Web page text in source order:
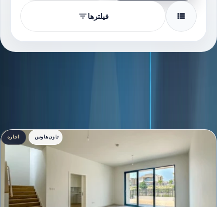
فیلترها
اجاره تاون‌هاوس